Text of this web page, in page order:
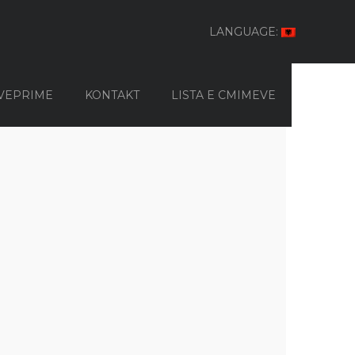
LANGUAGE:
KONTAKT LISTA E CMIMEVE